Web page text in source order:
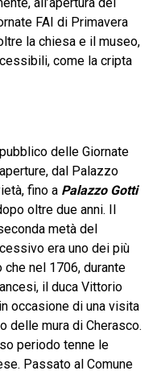
FAI di Primavera
la chiesa e il museo,
come la cripta
delle Giornate
dal Palazzo
fino a Palazzo Gotti
oltre due anni. Il
metà del
era uno dei più
nel 1706, durante
il duca Vittorio
occasione di una visita
delle mura di Cherasco.
periodo tenne le
Passato al Comune